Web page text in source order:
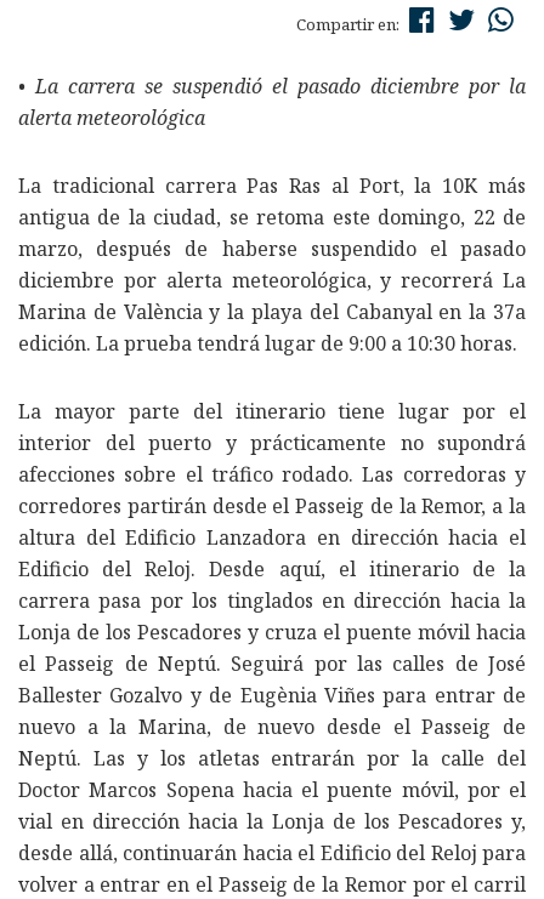
Compartir en:
• La carrera se suspendió el pasado diciembre por la
alerta meteorológica
La tradicional carrera Pas Ras al Port, la 10K más
antigua de la ciudad, se retoma este domingo, 22 de
marzo, después de haberse suspendido el pasado
diciembre por alerta meteorológica, y recorrerá La
Marina de València y la playa del Cabanyal en la 37a
edición. La prueba tendrá lugar de 9:00 a 10:30 horas.
La mayor parte del itinerario tiene lugar por el
interior del puerto y prácticamente no supondrá
afecciones sobre el tráfico rodado. Las corredoras y
corredores partirán desde el Passeig de la Remor, a la
altura del Edificio Lanzadora en dirección hacia el
Edificio del Reloj. Desde aquí, el itinerario de la
carrera pasa por los tinglados en dirección hacia la
Lonja de los Pescadores y cruza el puente móvil hacia
el Passeig de Neptú. Seguirá por las calles de José
Ballester Gozalvo y de Eugènia Viñes para entrar de
nuevo a la Marina, de nuevo desde el Passeig de
Neptú. Las y los atletas entrarán por la calle del
Doctor Marcos Sopena hacia el puente móvil, por el
vial en dirección hacia la Lonja de los Pescadores y,
desde allá, continuarán hacia el Edificio del Reloj para
volver a entrar en el Passeig de la Remor por el carril